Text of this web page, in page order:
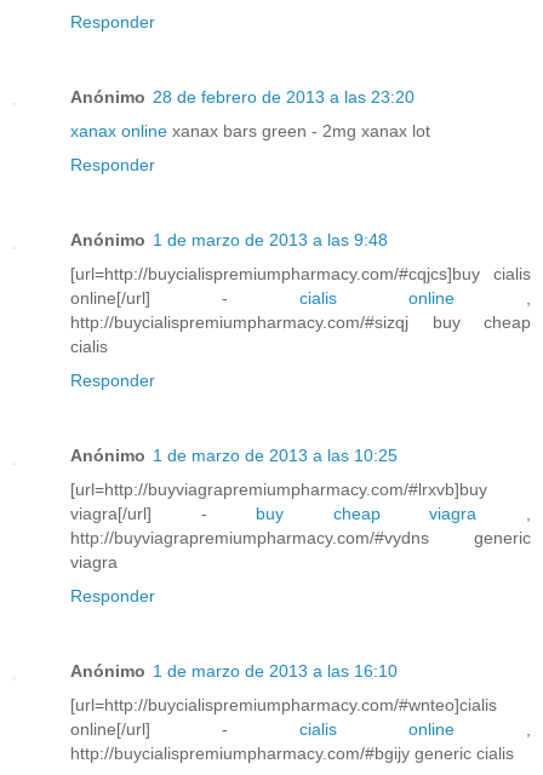
Responder
Anónimo 28 de febrero de 2013 a las 23:20
xanax online xanax bars green - 2mg xanax lot
Responder
Anónimo 1 de marzo de 2013 a las 9:48
[url=http://buycialispremiumpharmacy.com/#cqjcs]buy cialis
online[/url] - cialis online
http://buycialispremiumpharmacy.com/#sizqj buy cheap
cialis
Responder
Anónimo 1 de marzo de 2013 a las 10:25
[url=http://buyviagrapremiumpharmacy.com/#lrxvb]buy
viagra[/url] - buy cheap viagra
http://buyviagrapremiumpharmacy.com/#vydns generic
viagra
Responder
Anónimo 1 de marzo de 2013 a las 16:10
[url=http://buycialispremiumpharmacy.com/#wnteo]cialis
online[/url] - cialis online
http://buycialispremiumpharmacy.com/#bgijy generic cialis